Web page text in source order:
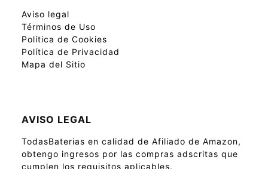
Aviso legal
Términos de Uso
Política de Cookies
Política de Privacidad
Mapa del Sitio
AVISO LEGAL
TodasBaterias en calidad de Afiliado de Amazon,
obtengo ingresos por las compras adscritas que
cumplen los requisitos aplicables.